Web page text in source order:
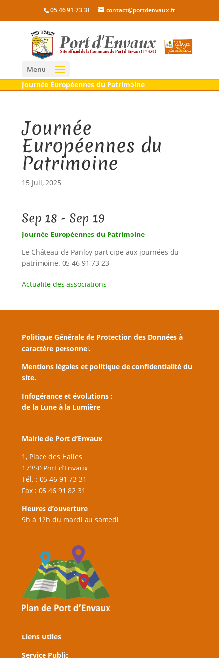
05 46 91 73 31 contact@portdenvaux.fr
Menu
Journée Européennes du Patrimoine
Journée
Européennes du
Patrimoine
15 Juil, 2025
Sep 18 - Sep 19
Journée Européennes du Patrimoine
Le Château de Panloy participe aux journées du
patrimoine. 05 46 91 73 23
Actualité des associations
Politique Générale de Protection des Données à
caractère personnel.
Mentions légales et politique de confidentialité du
site.
Infogérance et évolutions :
de la Lune à la Lumière
Mairie de Port d’Envaux
1, Place des Halles
17350 Port d’Envaux
Tél. : 05 46 91 73 31
Fax : 05 46 91 82 31
Heures d’ouverture
9h à 12h du mardi au samedi
Liens Utiles
Service Public